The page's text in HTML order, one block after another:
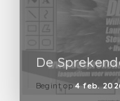
De
Begint op 4 feb.